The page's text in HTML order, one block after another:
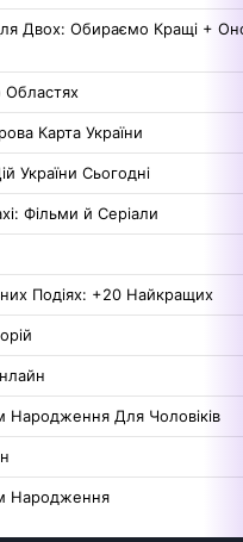
Двох: Обираємо Кращі +
Областях
Карта України
України Сьогодні
Фільми й Серіали
Подіях: +20 Найкращих
Народження Для Чоловіків
Народження